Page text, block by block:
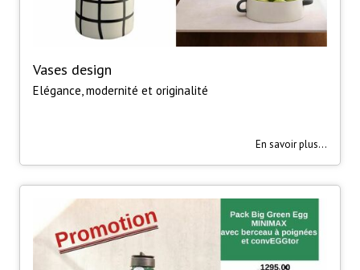
Vases design
Elégance, modernité et originalité
En savoir plus...